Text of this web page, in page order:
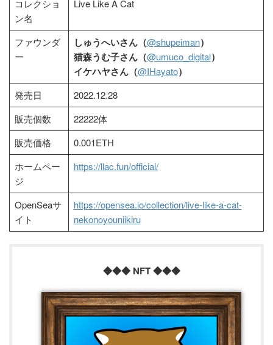
コレクショ
ン名
Live Like A Cat
ファウンダ
ー
しゅうへいさん（@shupeiman）
猫森うむ子さん（@umuco_digital）
イケハヤさん（@IHayato）
発売日
2022.12.28
販売個数
22222体
販売価格
0.001ETH
ホームペー
ジ
https://llac.fun/official/
OpenSeaサ
イト
https://opensea.io/collection/live-like-a-cat-
nekonoyouniikiru
◆◆◆ NFT ◆◆◆